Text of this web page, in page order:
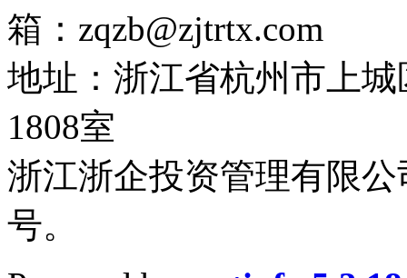
箱：zqzb@zjtrtx.com
地址：浙江省杭州市上
1808室
浙江浙企投资管理有限公
号。